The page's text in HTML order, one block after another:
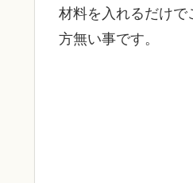
材料を入れるだけ
方無い事です。